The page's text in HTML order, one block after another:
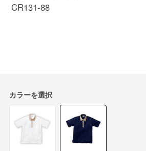
CR131-88
カラーを選択